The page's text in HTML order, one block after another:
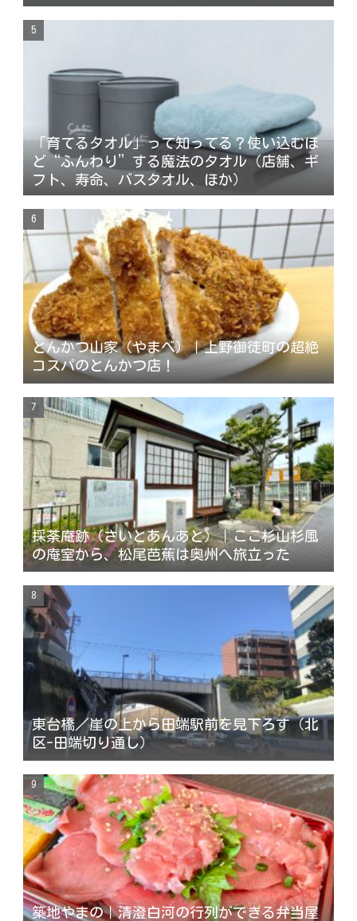
「育てるタオル」って知ってる？使い込むほ
ど“ふんわり”する魔法のタオル（店舗、ギ
フト、寿命、バスタオル、ほか）
とんかつ山家（やまべ）｜上野御徒町の超絶
コスパのとんかつ店！
採荼庵跡（さいとあんあと）｜ここ杉山杉風
の庵室から、松尾芭蕉は奥州へ旅立った
東台橋／崖の上から田端駅前を見下ろす（北
区-田端切り通し）
築地やまの｜清澄白河の行列ができる弁当屋